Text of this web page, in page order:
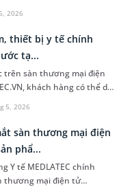
2026
thông báo danh
khám bệnh, chữa bệnh
Công ty.
5, 2026
thiết bị y tế chính
tạ...
trên sàn thương mại điện
khách hàng có thể dễ
đặt hàng trực tuyến
đơn hàng nhanh chóng,
sàn thương mại điện
phẩ...
Y tế MEDLATEC chính
thương mại điện tử